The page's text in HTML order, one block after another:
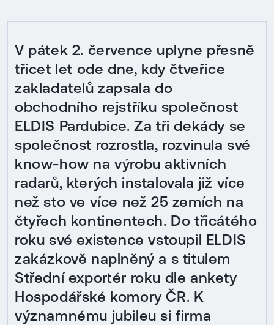
V pátek 2. července uplyne přesně
třicet let ode dne, kdy čtveřice
zakladatelů zapsala do
obchodního rejstříku společnost
ELDIS Pardubice. Za tři dekády se
společnost rozrostla, rozvinula své
know-how na výrobu aktivních
radarů, kterých instalovala již více
než sto ve více než 25 zemích na
čtyřech kontinentech. Do třicátého
roku své existence vstoupil ELDIS
zakázkově naplněný a s titulem
Střední exportér roku dle ankety
Hospodářské komory ČR. K
významnému jubileu si firma